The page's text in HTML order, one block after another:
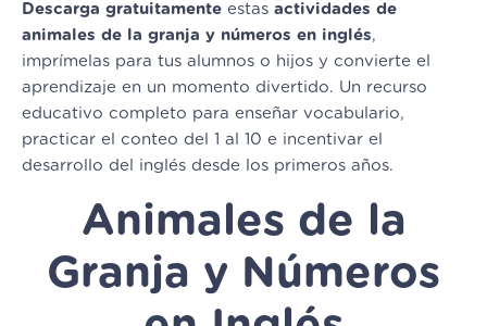
Descarga gratuitamente estas actividades de
animales de la granja y números en inglés,
imprímelas para tus alumnos o hijos y convierte el
aprendizaje en un momento divertido. Un recurso
educativo completo para enseñar vocabulario,
practicar el conteo del 1 al 10 e incentivar el
desarrollo del inglés desde los primeros años.
Animales de la
Granja y Números